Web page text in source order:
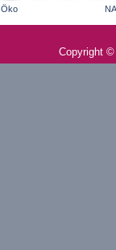
Öko
Copyright